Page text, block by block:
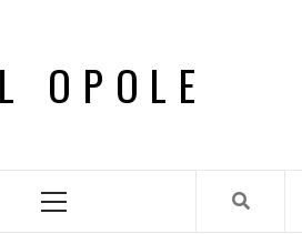
OPOLE
Menu